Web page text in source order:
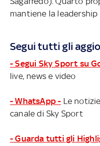
mantiene la leadership
Segui tutti gli
- Segui Sky Sport su
live, news e video
- WhatsApp - Le
canale di Sky Sport
- Guarda tutti gli